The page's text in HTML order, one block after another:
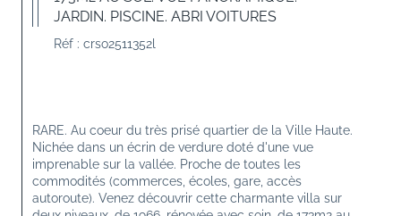
JARDIN. PISCINE. ABRI VOITURES
Réf : crso2511352l
RARE. Au coeur du très prisé quartier de la Ville Haute.
Nichée dans un écrin de verdure doté d'une vue
imprenable sur la vallée. Proche de toutes les
commodités (commerces, écoles, gare, accès
autoroute). Venez découvrir cette charmante villa sur